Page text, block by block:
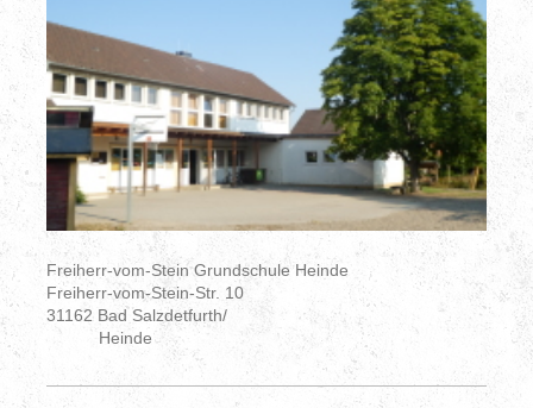
Freiherr-vom-Stein Grundschule Heinde
Freiherr-vom-Stein-Str. 10
31162 Bad Salzdetfurth/
Heinde